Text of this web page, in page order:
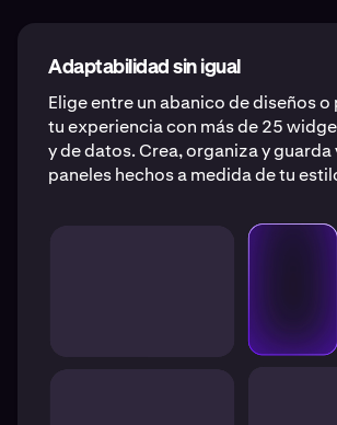
Adaptabilidad sin igual
Elige entre un abanico de diseños
tu experiencia con más de 25
y de datos. Crea, organiza y guarda
paneles hechos a medida de tu